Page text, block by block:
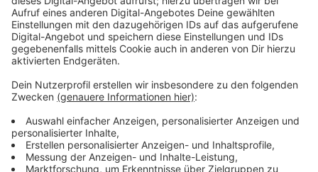
Wochen mehrfach in Ermittlungen zu Schüssen
verwickelt. Demnach hat es Schüsse auf ein Haus
gegeben, in dem sich der 32-Jährige oft aufhielt und
auf ein Haus in der Nähe seiner Wohnung. Die Polizei
hatte Maßnahmen zum Schutz des Mannes
eingeleitet. Ermittlungen haben inzwischen ergeben,
sozialen Medien in Echtzeit veröffentlicht hat. Beim
Verlassen des Fitnessstudios haben den 32-Jährigen
dann die tödlichen Schüsse getroffen. Er starb kurze